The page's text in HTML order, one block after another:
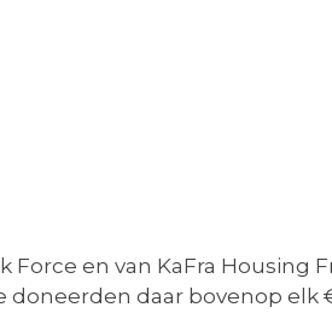
en van KaFra Housing
daar bovenop elk